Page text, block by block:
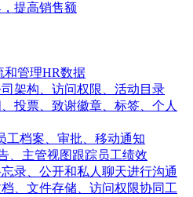
提高销售额
和管理HR数据
架构、访问权限、活动目录
投票、致谢徽章、标签、个人
工档案、审批、移动通知
、主管视图跟踪员工绩效
录、公开和私人聊天进行沟通
、文件存储、访问权限协同工